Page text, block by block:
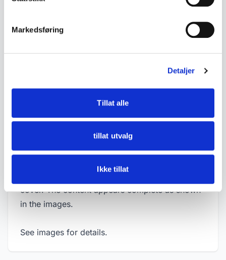
Markedsføring
Detaljer
Tillat alle
tillat utvalg
Ikke tillat
• Articles, results and news coverage from the
Games
- Height approx. 43 cm
- Width approx. 28 cm
- Thickness approx. 2 cm
yellowing, minor handling marks and wear to the
cover. The content appears complete as shown
in the images.
See images for details.